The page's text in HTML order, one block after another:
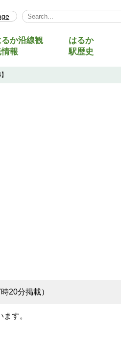
Select Language
るか沿線観
報
はるか
駅歴史
20分掲載）
す。